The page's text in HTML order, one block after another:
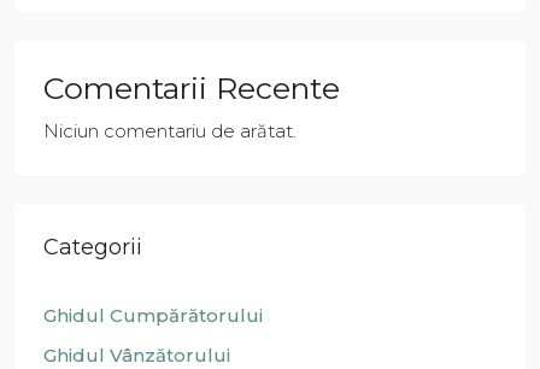
Comentarii Recente
Niciun comentariu de arătat.
Categorii
Ghidul Cumpărătorului
Ghidul Vânzătorului